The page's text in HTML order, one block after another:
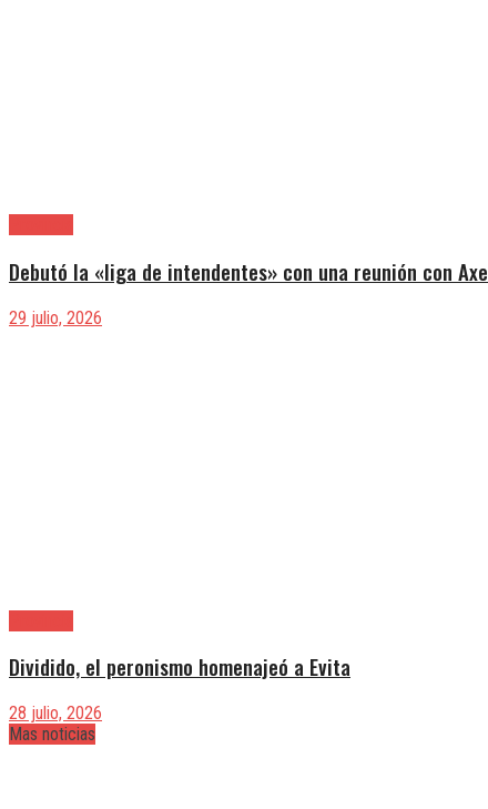
Debutó la «liga de intendentes» con una reunión con
29 julio, 2026
Dividido, el peronismo homenajeó a Evita
28 julio, 2026
Mas noticias